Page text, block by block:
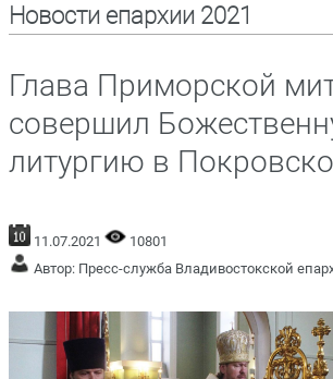
Новости епархии 2021
Глава Приморской
совершил
литургию в
11.07.2021
10801
Автор: Пресс-служба Владивостокской